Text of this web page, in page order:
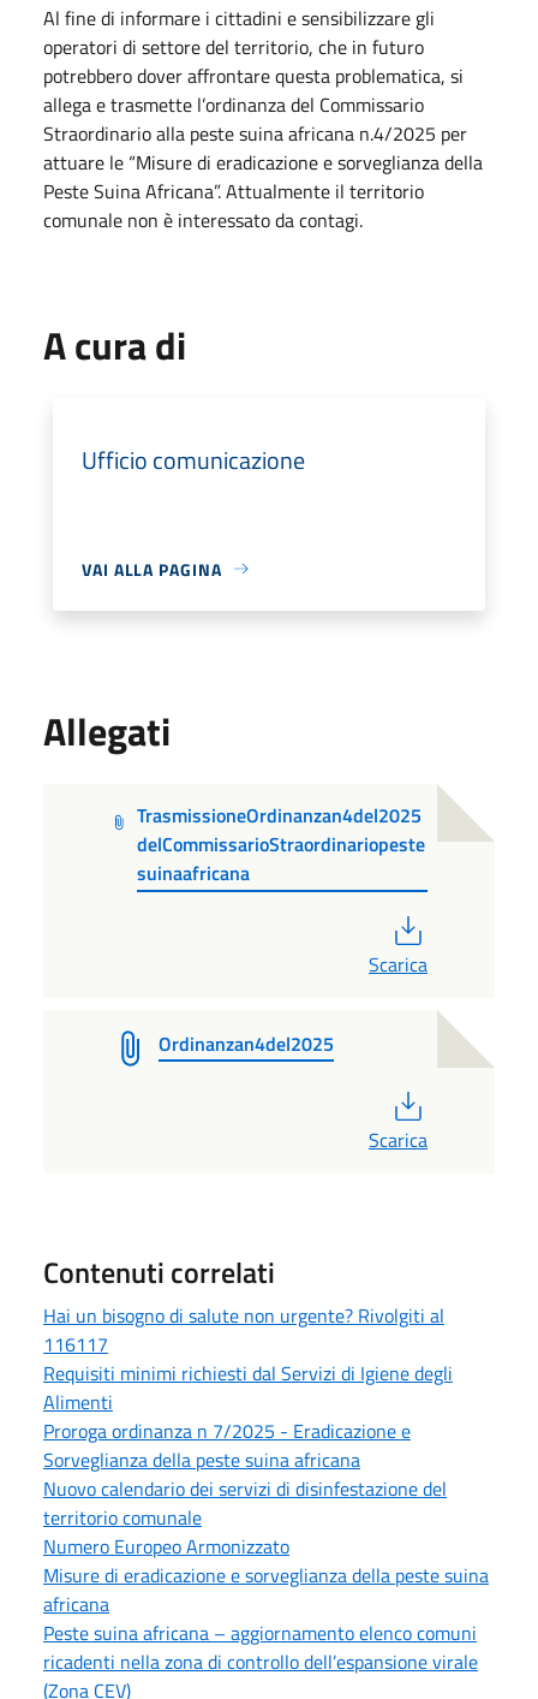
Al fine di informare i cittadini e sensibilizzare gli
operatori di settore del territorio, che in futuro
potrebbero dover affrontare questa problematica, si
allega e trasmette l’ordinanza del Commissario
Straordinario alla peste suina africana n.4/2025 per
attuare le “Misure di eradicazione e sorveglianza della
Peste Suina Africana”. Attualmente il territorio
comunale non è interessato da contagi.
A cura di
Ufficio comunicazione
VAI ALLA PAGINA
Allegati
TrasmissioneOrdinanzan4del2025
delCommissarioStraordinariopeste
suinaafricana
Scarica
Ordinanzan4del2025
Scarica
Contenuti correlati
Hai un bisogno di salute non urgente? Rivolgiti al
116117
Requisiti minimi richiesti dal Servizi di Igiene degli
Alimenti
Proroga ordinanza n 7/2025 - Eradicazione e
Sorveglianza della peste suina africana
Nuovo calendario dei servizi di disinfestazione del
territorio comunale
Numero Europeo Armonizzato
Misure di eradicazione e sorveglianza della peste suina
africana
Peste suina africana – aggiornamento elenco comuni
ricadenti nella zona di controllo dell’espansione virale
(Zona CEV)